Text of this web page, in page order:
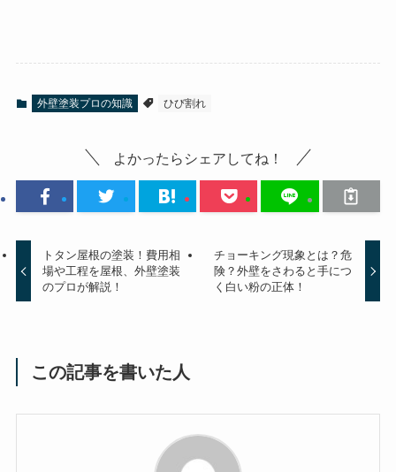
外壁塗装プロの知識 ひび割れ
よかったらシェアしてね！
トタン屋根の塗装！費用相
場や工程を屋根、外壁塗装
のプロが解説！
チョーキング現象とは？危
険？外壁をさわると手につ
く白い粉の正体！
この記事を書いた人